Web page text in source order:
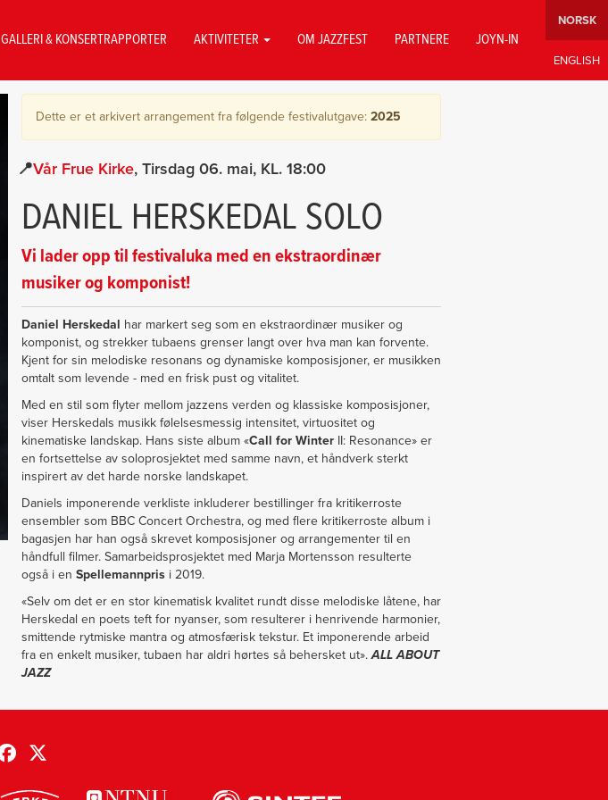
GALLERI & KONSERTRAPPORTER AKTIVITETER OM JAZZFEST PARTNERE JOYN-IN
Dette er et arkivert arrangement fra følgende festivalutgave: 2025
Vår Frue Kirke Tirsdag 06. mai 18:00
DANIEL HERSKEDAL SOLO
Vi lader opp til festivaluka med en ekstraordinær
musiker og komponist!
Daniel Herskedal har markert seg som en ekstraordinær musiker og
komponist, og strekker tubaens grenser langt over hva man kan forvente.
Kjent for sin melodiske resonans og dynamiske komposisjoner, er musikken
omtalt som levende - med en frisk pust og vitalitet.
Med en stil som flyter mellom jazzens verden og klassiske komposisjoner,
viser Herskedals musikk følelsesmessig intensitet, virtuositet og
kinematiske landskap. Hans siste album «Call for Winter II: Resonance» er
en fortsettelse av soloprosjektet med samme navn, et håndverk sterkt
inspirert av det harde norske landskapet.
Daniels imponerende verkliste inkluderer bestillinger fra kritikerroste
ensembler som BBC Concert Orchestra, og med flere kritikerroste album i
bagasjen har han også skrevet komposisjoner og arrangementer til en
håndfull filmer. Samarbeidsprosjektet med Marja Mortensson resulterte
også i en Spellemannpris i 2019.
«Selv om det er en stor kinematisk kvalitet rundt disse melodiske låtene, har
Herskedal en poets teft for nyanser, som resulterer i henrivende harmonier,
smittende rytmiske mantra og atmosfærisk tekstur. Et imponerende arbeid
fra en enkelt musiker, tubaen har aldri hørtes så behersket ut».ALL ABOUT
JAZZ